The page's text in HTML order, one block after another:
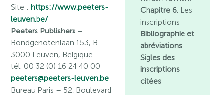
Site :https://www.peeters-
leuven.be/
Peeters Publishers –
Bondgenotenlaan 153, B-
3000 Leuven, Belgique
tél. 00 32 (0) 16 24 40 00
peeters@peeters-leuven.be
Bureau Paris – 52, Boulevard
Chapitre 6. Les
inscriptions
Bibliographie et
abréviations
Sigles des
inscriptions
citées